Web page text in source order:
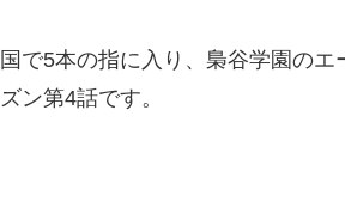
で5本の指に入り、梟谷学園の
ン第4話です。